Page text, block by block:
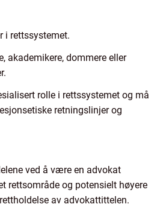
i rettssystemet.
akademikere, dommere eller
rolle i rettssystemet og må
retningslinjer og
ved å være en advokat
rettsområde og potensielt høyere
av advokattittelen.